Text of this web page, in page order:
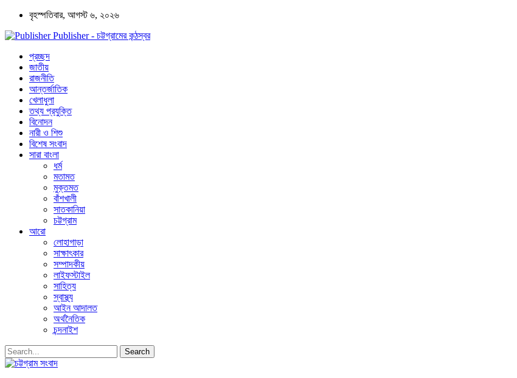
বৃহস্পতিবার, আগস্ট ৬, ২০২৬
Publisher - চট্টগ্রামের কন্ঠস্বর
প্রচ্ছদ
জাতীয়
রাজনীতি
আন্তর্জাতিক
খেলাধুলা
তথ্য প্রযুক্তি
বিনোদন
নারী ও শিশু
বিশেষ সংবাদ
সারা বাংলা
ধর্ম
মতামত
মুক্তমত
বাঁশখালী
সাতকানিয়া
চট্টগ্রাম
আরো
লোহাগাড়া
সাক্ষাৎকার
সম্পাদকীয়
লাইফস্টাইল
সাহিত্য
স্বাস্থ্য
আইন আদালত
অর্থনৈতিক
চন্দনাইশ